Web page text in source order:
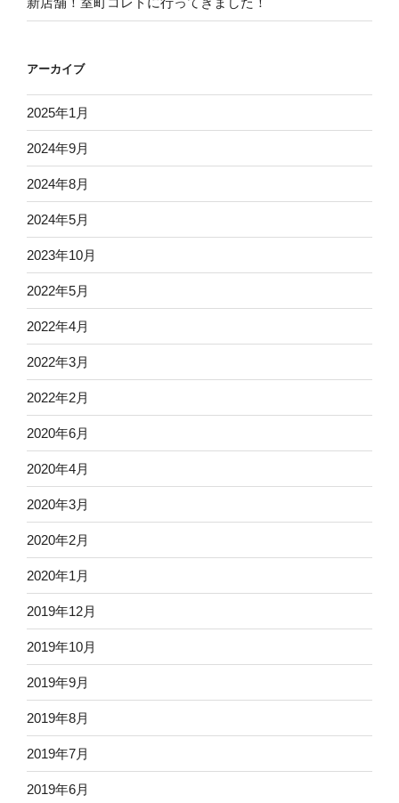
アーカイブ
2025年1月
2024年9月
2024年8月
2024年5月
2023年10月
2022年5月
2022年4月
2022年3月
2022年2月
2020年6月
2020年4月
2020年3月
2020年2月
2020年1月
2019年12月
2019年10月
2019年9月
2019年8月
2019年7月
2019年6月